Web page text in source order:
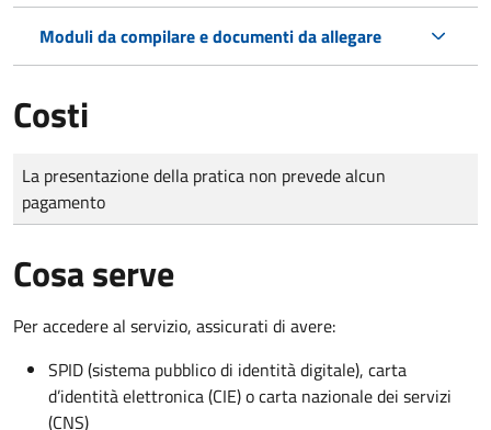
Moduli da compilare e documenti da allegare
Costi
Tipo di pagamento
Importo
La presentazione della pratica non prevede alcun
pagamento
Cosa serve
Per accedere al servizio, assicurati di avere:
SPID (sistema pubblico di identità digitale), carta
d’identità elettronica (CIE) o carta nazionale dei servizi
(CNS)